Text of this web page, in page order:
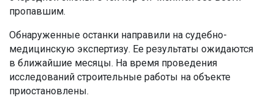
пропавшим.
Обнаруженные останки направили на судебно-
медицинскую экспертизу. Ее результаты ожидаются
в ближайшие месяцы. На время проведения
исследований строительные работы на объекте
приостановлены.